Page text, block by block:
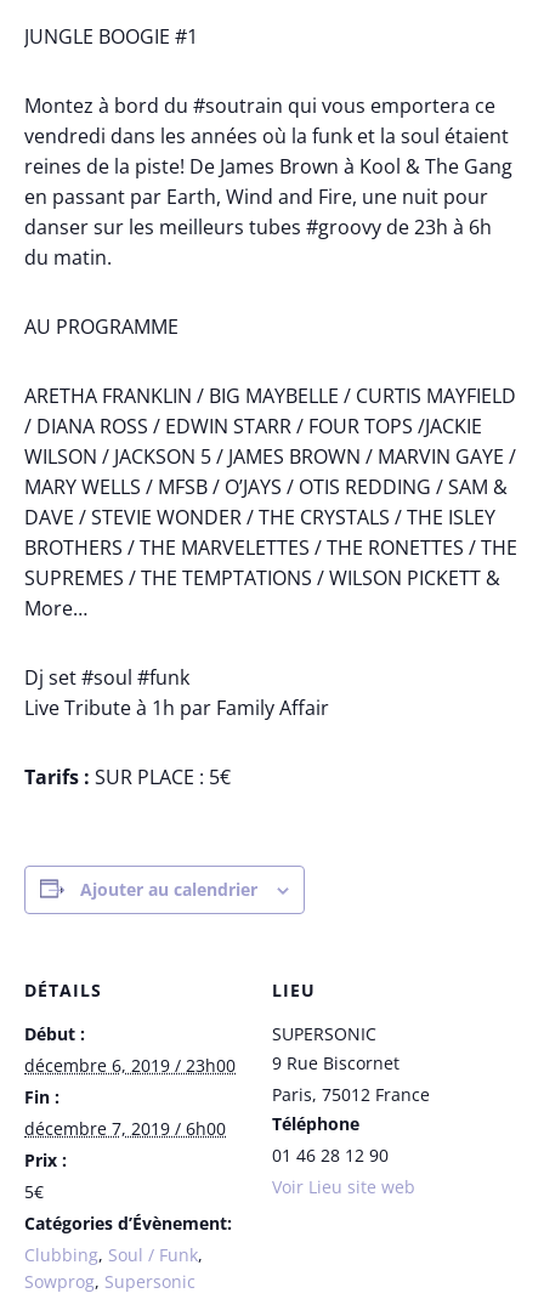
JUNGLE BOOGIE #1
Montez à bord du #soutrain qui vous emportera ce
vendredi dans les années où la funk et la soul étaient
reines de la piste! De James Brown à Kool & The Gang
en passant par Earth, Wind and Fire, une nuit pour
danser sur les meilleurs tubes #groovy de 23h à 6h
du matin.
AU PROGRAMME
ARETHA FRANKLIN / BIG MAYBELLE / CURTIS MAYFIELD
/ DIANA ROSS / EDWIN STARR / FOUR TOPS /JACKIE
WILSON / JACKSON 5 / JAMES BROWN / MARVIN GAYE /
MARY WELLS / MFSB / O’JAYS / OTIS REDDING / SAM &
DAVE / STEVIE WONDER / THE CRYSTALS / THE ISLEY
BROTHERS / THE MARVELETTES / THE RONETTES / THE
SUPREMES / THE TEMPTATIONS / WILSON PICKETT &
More…
Dj set #soul #funk
Live Tribute à 1h par Family Affair
Tarifs : SUR PLACE : 5€
Ajouter au calendrier
DÉTAILS
Début :
décembre 6, 2019 / 23h00
Fin :
décembre 7, 2019 / 6h00
Prix :
5€
Catégories d’Évènement:
Clubbing, Soul / Funk,
Sowprog, Supersonic
LIEU
SUPERSONIC
9 Rue Biscornet
Paris, 75012 France
Téléphone
01 46 28 12 90
Voir Lieu site web